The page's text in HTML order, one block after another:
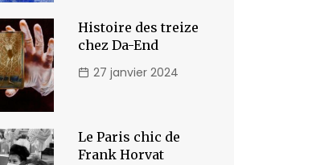
Histoire des treize
chez Da-End
27 janvier 2024
Le Paris chic de
Frank Horvat